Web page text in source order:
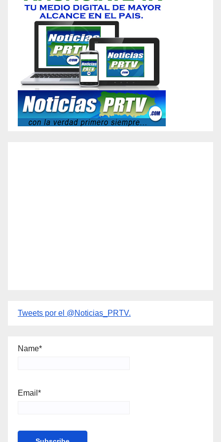
Tweets por el @Noticias_PRTV.
Name*
Email*